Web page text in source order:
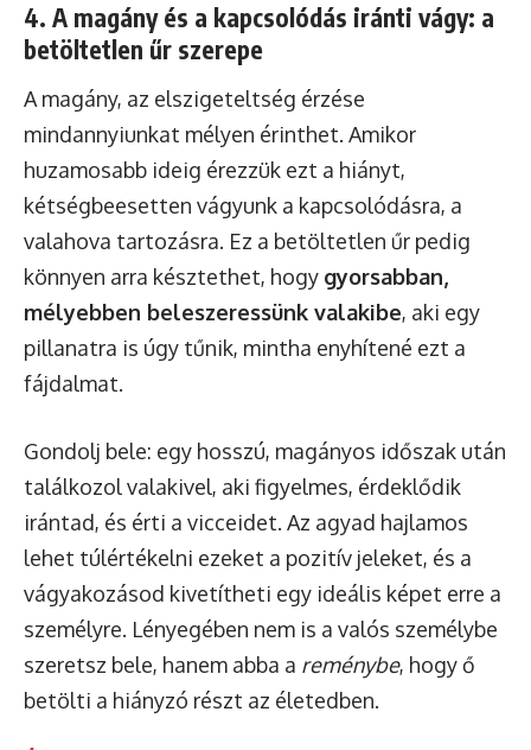
4. A magány és a kapcsolódás iránti vágy: a
betöltetlen űr szerepe
A magány, az elszigeteltség érzése
mindannyiunkat mélyen érinthet. Amikor
huzamosabb ideig érezzük ezt a hiányt,
kétségbeesetten vágyunk a kapcsolódásra, a
valahova tartozásra. Ez a betöltetlen űr pedig
könnyen arra késztethet, hogy gyorsabban,
mélyebben beleszeressünk valakibe, aki egy
pillanatra is úgy tűnik, mintha enyhítené ezt a
fájdalmat.
Gondolj bele: egy hosszú, magányos időszak után
találkozol valakivel, aki figyelmes, érdeklődik
irántad, és érti a vicceidet. Az agyad hajlamos
lehet túlértékelni ezeket a pozitív jeleket, és a
vágyakozásod kivetítheti egy ideális képet erre a
személyre. Lényegében nem is a valós személybe
szeretsz bele, hanem abba a reménybe, hogy ő
betölti a hiányzó részt az életedben.